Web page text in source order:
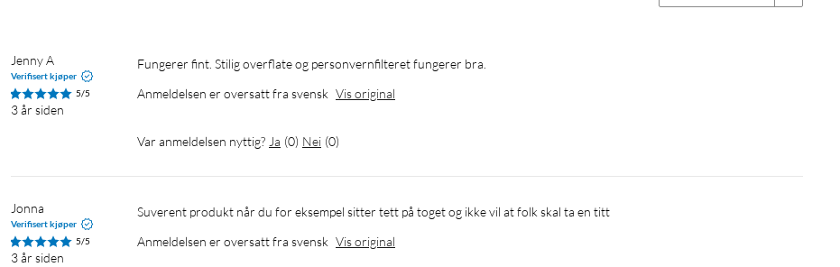
Jenny A
Verifisert kjøper
5/5
3 år siden
Fungerer fint. Stilig overflate og personvernfilteret fungerer bra.
Anmeldelsen er oversatt fra svensk Vis original
Var anmeldelsen nyttig? Ja (0) Nei (0)
Jonna
Verifisert kjøper
5/5
3 år siden
Suverent produkt når du for eksempel sitter tett på toget og ikke vil at folk skal ta en titt
Anmeldelsen er oversatt fra svensk Vis original